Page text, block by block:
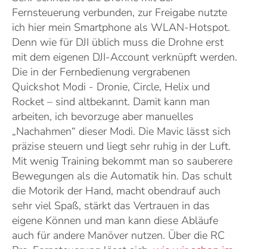
Fernsteuerung verbunden, zur Freigabe nutzte
ich hier mein Smartphone als WLAN-Hotspot.
Denn wie für DJI üblich muss die Drohne erst
mit dem eigenen DJI-Account verknüpft werden.
Die in der Fernbedienung vergrabenen
Quickshot Modi - Dronie, Circle, Helix und
Rocket – sind altbekannt. Damit kann man
arbeiten, ich bevorzuge aber manuelles
„Nachahmen“ dieser Modi. Die Mavic lässt sich
präzise steuern und liegt sehr ruhig in der Luft.
Mit wenig Training bekommt man so sauberere
Bewegungen als die Automatik hin. Das schult
die Motorik der Hand, macht obendrauf auch
sehr viel Spaß, stärkt das Vertrauen in das
eigene Können und man kann diese Abläufe
auch für andere Manöver nutzen. Über die RC